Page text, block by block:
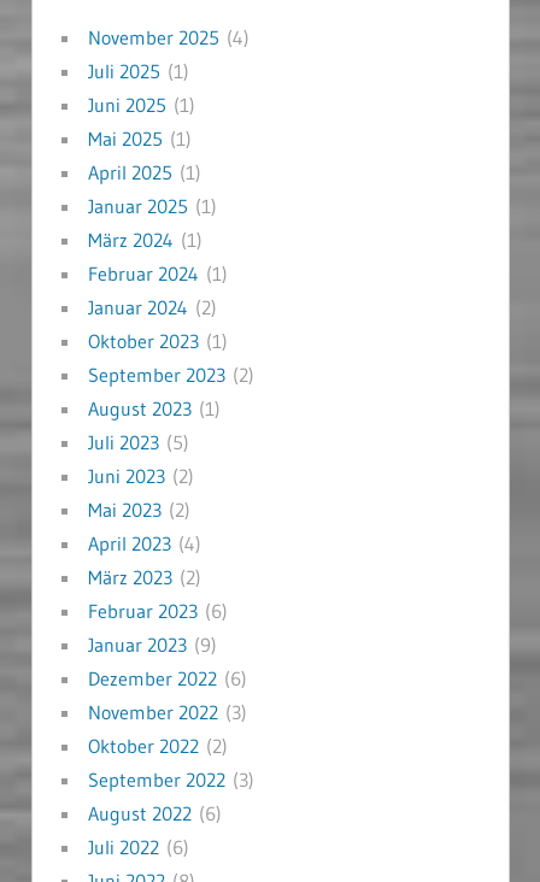
November 2025 (4)
Juli 2025 (1)
Juni 2025 (1)
Mai 2025 (1)
April 2025 (1)
Januar 2025 (1)
März 2024 (1)
Februar 2024 (1)
Januar 2024 (2)
Oktober 2023(1)
September 2023(2)
August 2023(1)
Juli 2023(5)
Juni 2023(2)
Mai 2023(2)
April 2023(4)
März 2023(2)
Februar 2023(6)
Januar 2023(9)
Dezember 2022(6)
November 2022(3)
Oktober 2022(2)
September 2022(3)
August 2022(6)
Juli 2022(6)